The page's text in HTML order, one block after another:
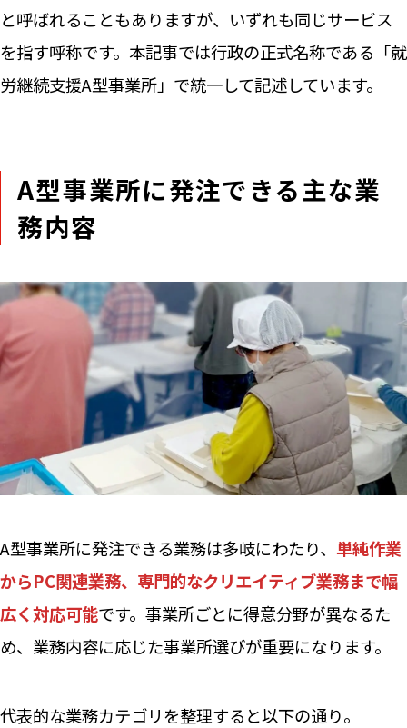
と呼ばれることもありますが、いずれも同じサービス
を指す呼称です。本記事では行政の正式名称である「就
労継続支援A型事業所」で統一して記述しています。
A型事業所に発注できる主な業
務内容
A型事業所に発注できる業務は多岐にわたり、 単純作業
からPC関連業務、専門的なクリエイティブ業務まで幅
広く対応可能です。事業所ごとに得意分野が異なるた
め、業務内容に応じた事業所選びが重要になります。
代表的な業務カテゴリを整理すると以下の通り。